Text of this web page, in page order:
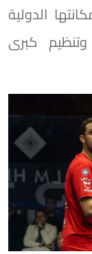
الدولية
كبرى